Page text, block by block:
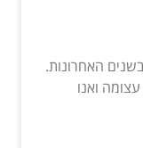
האחרונות.
ואנו